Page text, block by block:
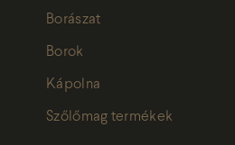
Borászat
Borok
Kápolna
Szőlőmag termékek